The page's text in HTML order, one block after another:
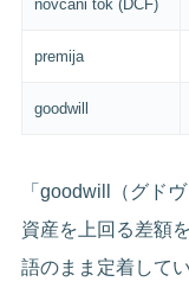
novčani tok (DCF)
premija
goodwill
「goodwill（グド
資産を上回る差額
語のまま定着してい